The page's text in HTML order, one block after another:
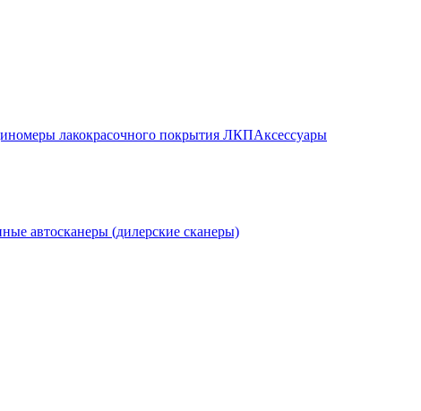
лакокрасочного покрытия ЛКПАксессуары
автосканеры (дилерские сканеры)